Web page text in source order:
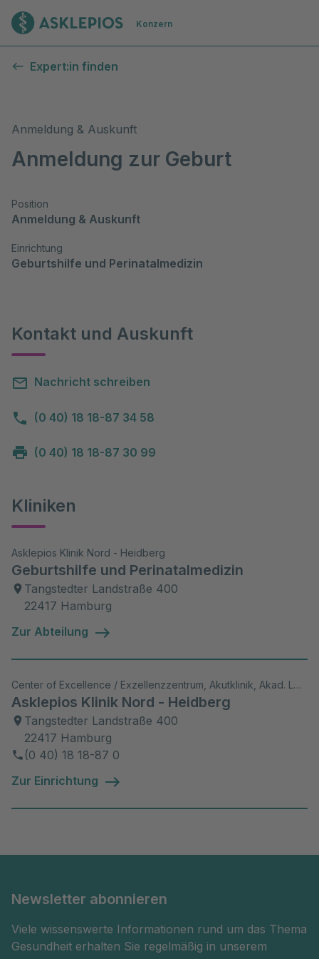
Zur Startseite
Konzern
Expert:in finden
Anmeldung & Auskunft
Anmeldung zur Geburt
Position
Anmeldung & Auskunft
Einrichtung
Geburtshilfe und Perinatalmedizin
Kontakt und Auskunft
Nachricht schreiben
(0 40) 18 18-87 34 58
(0 40) 18 18-87 30 99
Kliniken
Asklepios Klinik Nord - Heidberg
Geburtshilfe und Perinatalmedizin
Tangstedter Landstraße 400
22417 Hamburg
Zur Abteilung
Center of Excellence / Exzellenzzentrum, Akutklinik, Akad. Lehrkrankenhaus, Wiss. Aktivitäten
Asklepios Klinik Nord - Heidberg
Tangstedter Landstraße 400
22417 Hamburg
(0 40) 18 18-87 0
Zur Einrichtung
Newsletter abonnieren
Viele wissenswerte Informationen rund um das Thema
Gesundheit erhalten Sie regelmäßig in unserem